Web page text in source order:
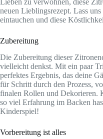
Lieben zu verwöhnen, diese
neuen Lieblingsrezept. Lass
eintauchen und diese
Zubereitung
Die Zubereitung dieser
vielleicht denkst. Mit ein paar
perfektes Ergebnis, das deine
für Schritt durch den Prozess,
finalen Rollen und Dekorieren.
so viel Erfahrung im Backen
Kinderspiel!
Vorbereitung ist alles